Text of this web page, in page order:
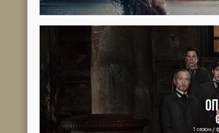
Эпизод 4
В Ролях Режиссёры
Марко Боччи
Аладдин
Андреа Тидона